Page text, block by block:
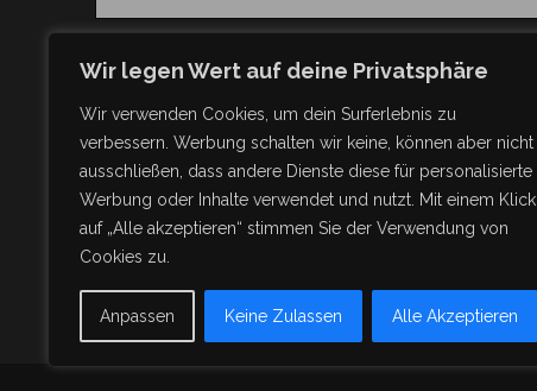
Wir legen Wert auf deine Privatsphäre
Wir verwenden Cookies, um dein Surferlebnis zu
verbessern. Werbung schalten wir keine, können aber nicht
ausschließen, dass andere Dienste diese für personalisierte
Werbung oder Inhalte verwendet und nutzt. Mit einem Klick
auf „Alle akzeptieren“ stimmen Sie der Verwendung von
Cookies zu.
Anpassen Keine Zulassen Alle Akzeptieren